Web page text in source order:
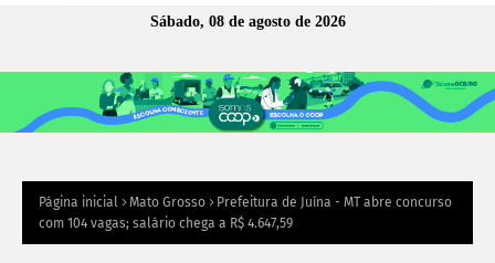
Sábado, 08 de agosto de 2026
Página inicial Mato Grosso
Prefeitura de Juína - MT abre concurso
com 104 vagas; salário chega a R$ 4.647,59